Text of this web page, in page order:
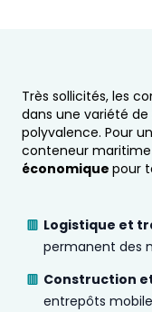
Très sollicités, les
dans une variété
polyvalence. Pour
conteneur maritime
économique pour
Logistique et
permanent des
Construction
entrepôts